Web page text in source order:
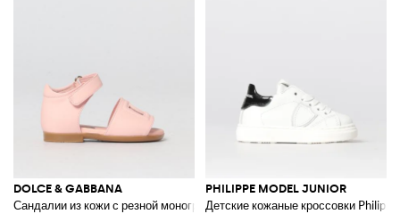
DOLCE & GABBANA
Сандалии из кожи с резной монограммой DG
PHILIPPE MODEL JUNIOR
Детские кожаные кроссовки